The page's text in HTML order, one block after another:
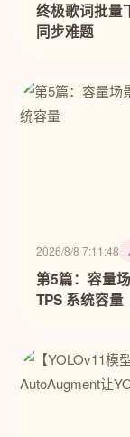
终极歌词批量
同步难题
2026/8/8 7:11:48
第5篇：容量
TPS 系统容量